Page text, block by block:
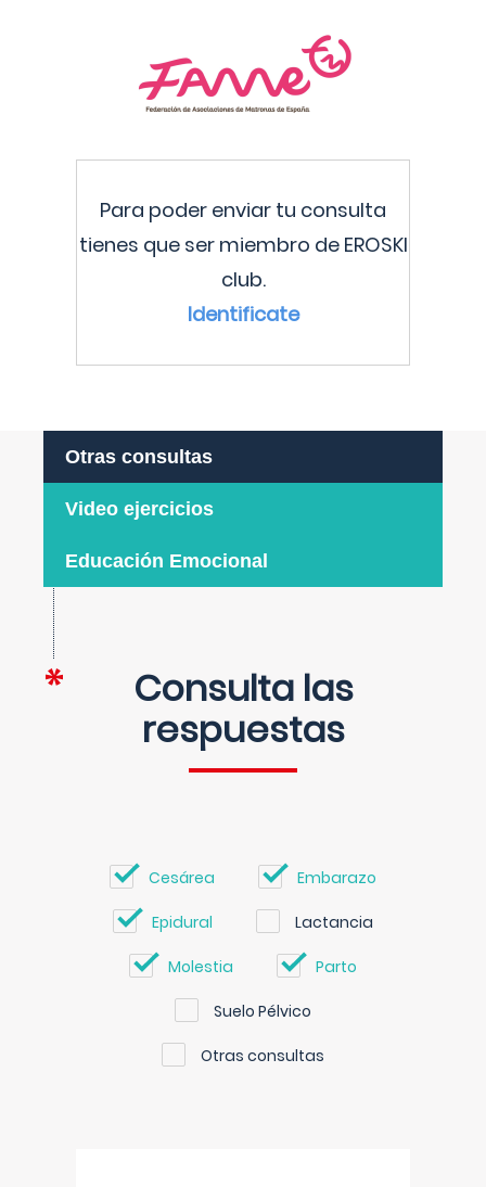
Para poder enviar tu consulta
tienes que ser miembro de EROSKI
club.
Identificate
Otras consultas
Video ejercicios
Educación Emocional
Consulta las
respuestas
Cesárea Embarazo
Epidural Lactancia
Molestia Parto
Suelo Pélvico
Otras consultas